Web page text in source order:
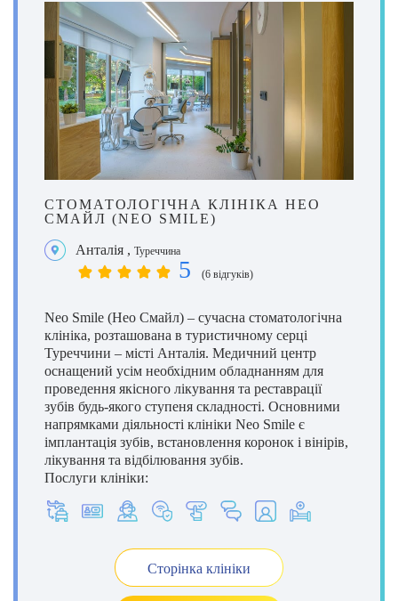
СТОМАТОЛОГІЧНА КЛІНІКА НЕО
СМАЙЛ (NEO SMILE)
Анталія , Туреччина
5 (6 відгуків)
Neo Smile (Нео Смайл) – сучасна стоматологічна
клініка, розташована в туристичному серці
Туреччини – місті Анталія. Медичний центр
оснащений усім необхідним обладнанням для
проведення якісного лікування та реставрації
зубів будь-якого ступеня складності. Основними
напрямками діяльності клініки Neo Smile є
імплантація зубів, встановлення коронок і вінірів,
лікування та відбілювання зубів.
Послуги клініки:
Сторінка клініки